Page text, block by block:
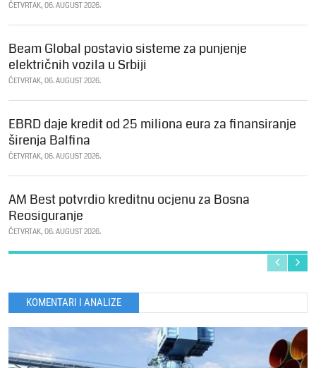
ČETVRTAK, 06. AUGUST 2026.
Beam Global postavio sisteme za punjenje
električnih vozila u Srbiji
ČETVRTAK, 06. AUGUST 2026.
EBRD daje kredit od 25 miliona eura za finansiranje
širenja Balfina
ČETVRTAK, 06. AUGUST 2026.
AM Best potvrdio kreditnu ocjenu za Bosna
Reosiguranje
ČETVRTAK, 06. AUGUST 2026.
KOMENTARI I ANALIZE